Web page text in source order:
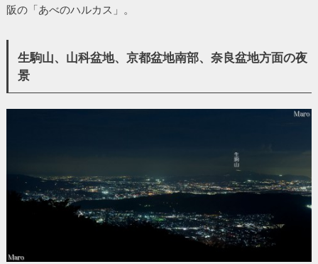
阪の「あべのハルカス」。
生駒山、山科盆地、京都盆地南部、奈良盆地方面の夜
景